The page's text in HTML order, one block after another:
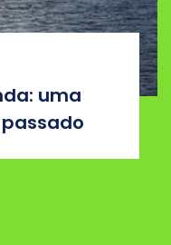
uma